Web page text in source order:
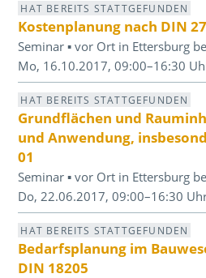
HAT BEREITS STATTGEFUNDEN
Kostenplanung nach DIN
Seminar ▪ vor Ort in Ettersburg
Mo, 16.10.2017, 09:00–16:30
HAT BEREITS STATTGEFUNDEN
Grundflächen und
und Anwendung,
01
Seminar ▪ vor Ort in Ettersburg
Do, 22.06.2017, 09:00–16:30
HAT BEREITS STATTGEFUNDEN
Bedarfsplanung im
DIN 18205